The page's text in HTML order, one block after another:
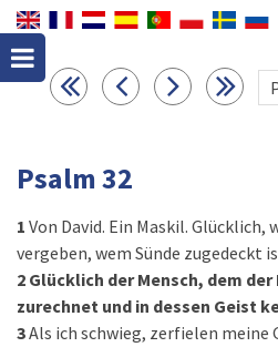
Psalm 32
1 Von David. Ein Maskil.
vergeben, wem Sünde zugedeckt
2 Glücklich der Mensch, dem
zurechnet und in dessen Geist
3Als ich schwieg, zerfielen meine